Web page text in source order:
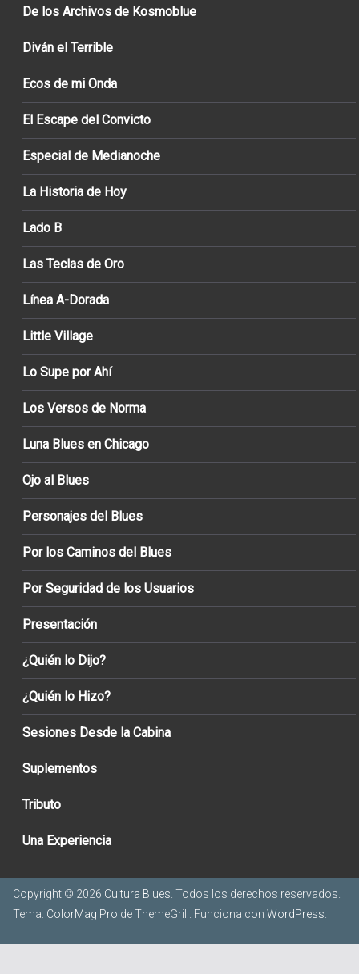
De los Archivos de Kosmoblue
Diván el Terrible
Ecos de mi Onda
El Escape del Convicto
Especial de Medianoche
La Historia de Hoy
Lado B
Las Teclas de Oro
Línea A-Dorada
Little Village
Lo Supe por Ahí
Los Versos de Norma
Luna Blues en Chicago
Ojo al Blues
Personajes del Blues
Por los Caminos del Blues
Por Seguridad de los Usuarios
Presentación
¿Quién lo Dijo?
¿Quién lo Hizo?
Sesiones Desde la Cabina
Suplementos
Tributo
Una Experiencia
Copyright © 2026 Cultura Blues . Todos los derechos reservados.
Tema: ColorMag Pro de ThemeGrill. Funciona con WordPress